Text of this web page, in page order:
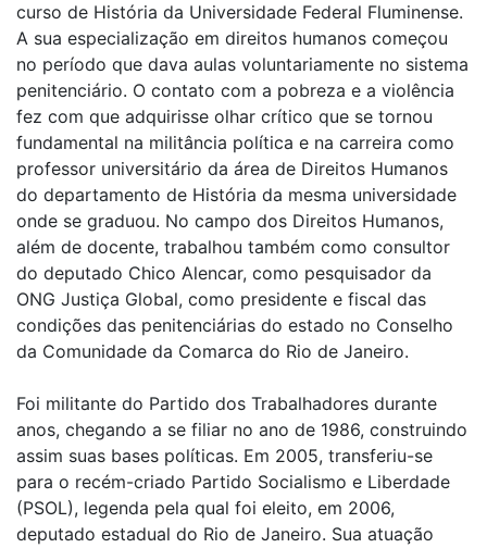
curso de História da Universidade Federal Fluminense.
A sua especialização em direitos humanos começou
no período que dava aulas voluntariamente no sistema
penitenciário. O contato com a pobreza e a violência
fez com que adquirisse olhar crítico que se tornou
fundamental na militância política e na carreira como
professor universitário da área de Direitos Humanos
do departamento de História da mesma universidade
onde se graduou. No campo dos Direitos Humanos,
além de docente, trabalhou também como consultor
do deputado Chico Alencar, como pesquisador da
ONG Justiça Global, como presidente e fiscal das
condições das penitenciárias do estado no Conselho
da Comunidade da Comarca do Rio de Janeiro.
Foi militante do Partido dos Trabalhadores durante
anos, chegando a se filiar no ano de 1986, construindo
assim suas bases políticas. Em 2005, transferiu-se
para o recém-criado Partido Socialismo e Liberdade
(PSOL), legenda pela qual foi eleito, em 2006,
deputado estadual do Rio de Janeiro. Sua atuação